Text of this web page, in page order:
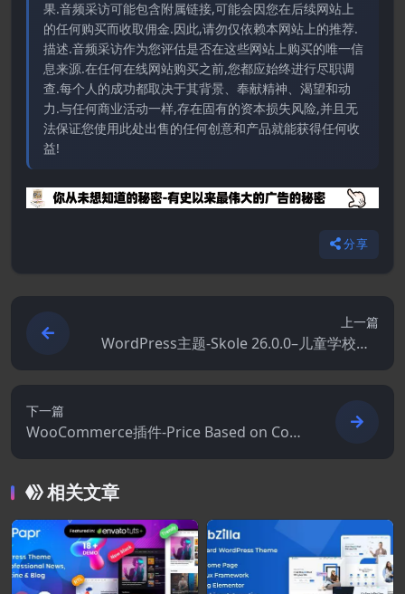
果.音频采访可能包含附属链接,可能会因您在后续网站上
的任何购买而收取佣金.因此,请勿仅依赖本网站上的推荐.
描述.音频采访作为您评估是否在这些网站上购买的唯一信
息来源.在任何在线网站购买之前,您都应始终进行尽职调
查.每个人的成功都取决于其背景、奉献精神、渴望和动
力.与任何商业活动一样,存在固有的资本损失风险,并且无
法保证您使用此处出售的任何创意和产品就能获得任何收
益!
分享
上一篇
WordPress主题-Skole 26.0.0–儿童学校Wo
rdPress主题
下一篇
WooCommerce插件-Price Based on Cou
ntry Pro for WooCommerce 3.7.0
相关文章